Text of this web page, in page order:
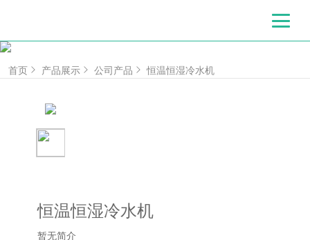
首页 产品展示 公司产品 恒温恒湿冷水机
恒温恒湿冷水机
暂无简介